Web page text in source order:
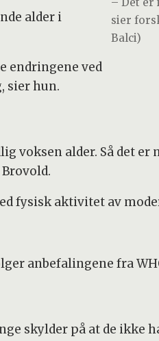
sier
Balci)
alder i
endringene ved
sier hun.
alder. Så det er
fysisk aktivitet av
anbefalingene fra
skylder på at de ikke